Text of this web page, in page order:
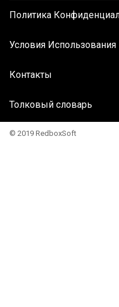
Политика
Условия Использования
Контакты
Толковый словарь
© 2019 RedboxSoft